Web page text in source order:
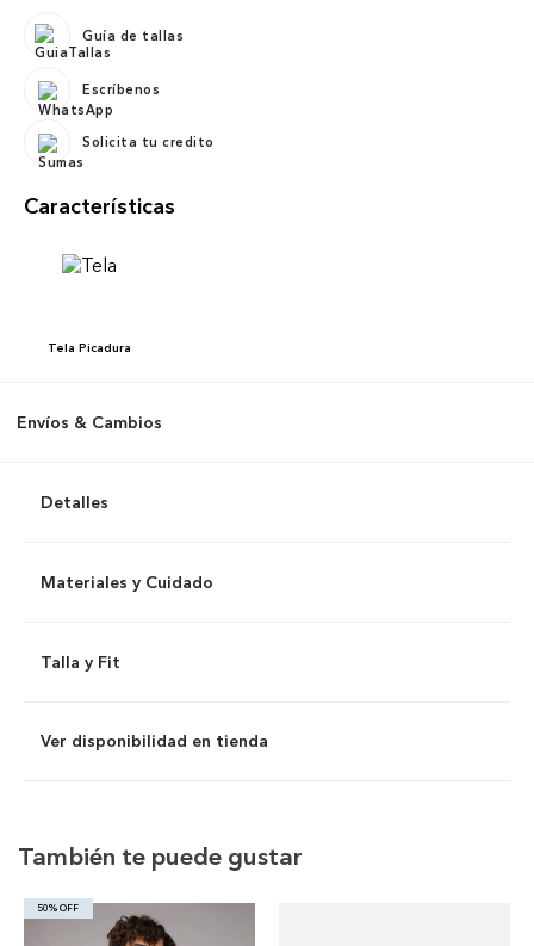
Guía de tallas
Escríbenos
Solicita tu credito
Características
Tela Picadura
Envíos & Cambios
Detalles
Materiales y Cuidado
Talla y Fit
Ver disponibilidad en tienda
También te puede gustar
50% OFF